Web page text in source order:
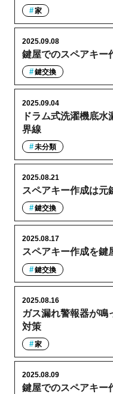
家
鍵屋でのスペアキー
2025.09.08
鍵交換
ドラム式洗濯機底
界線
2025.09.04
未分類
スペアキー作成は元
2025.08.21
鍵交換
スペアキー作成を鍵
2025.08.17
鍵交換
ガス漏れ警報器が鳴
対策
2025.08.16
家
鍵屋でのスペアキー
2025.08.09